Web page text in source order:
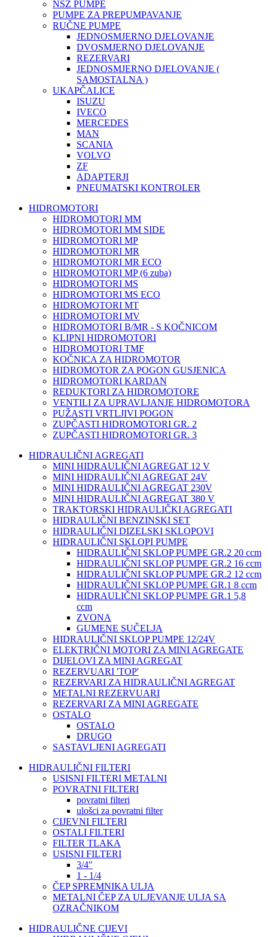
NSZ PUMPE
PUMPE ZA PREPUMPAVANJE
RUČNE PUMPE
JEDNOSMJERNO DJELOVANJE
DVOSMJERNO DJELOVANJE
REZERVARI
JEDNOSMJERNO DJELOVANJE (
SAMOSTALNA )
UKAPČALICE
ISUZU
IVECO
MERCEDES
MAN
SCANIA
VOLVO
ZF
ADAPTERJI
PNEUMATSKI KONTROLER
HIDROMOTORI
HIDROMOTORI MM
HIDROMOTORI MM SIDE
HIDROMOTORI MP
HIDROMOTORI MR
HIDROMOTORI MR ECO
HIDROMOTORI MP (6 zuba)
HIDROMOTORI MS
HIDROMOTORI MS ECO
HIDROMOTORI MT
HIDROMOTORI MV
HIDROMOTORI B/MR - S KOČNICOM
KLIPNI HIDROMOTORI
HIDROMOTORI TMF
KOČNICA ZA HIDROMOTOR
HIDROMOTOR ZA POGON GUSJENICA
HIDROMOTORI KARDAN
REDUKTORI ZA HIDROMOTORE
VENTILI ZA UPRAVLJANJE HIDROMOTORA
PUŽASTI VRTLJIVI POGON
ZUPČASTI HIDROMOTORI GR. 2
ZUPČASTI HIDROMOTORI GR. 3
HIDRAULIČNI AGREGATI
MINI HIDRAULIČNI AGREGAT 12 V
MINI HIDRAULIČNI AGREGAT 24V
MINI HIDRAULIČNI AGREGAT 230V
MINI HIDRAULIČNI AGREGAT 380 V
TRAKTORSKI HIDRAULIČKI AGREGATI
HIDRAULIČNI BENZINSKI SET
HIDRAULIČNI DIZELSKI SKLOPOVI
HIDRAULIČNI SKLOPI PUMPE
HIDRAULIČNI SKLOP PUMPE GR.2 20 ccm
HIDRAULIČNI SKLOP PUMPE GR.2 16 ccm
HIDRAULIČNI SKLOP PUMPE GR.2 12 ccm
HIDRAULIČNI SKLOP PUMPE GR.1 8 ccm
HIDRAULIČNI SKLOP PUMPE GR.1 5,8
ccm
ZVONA
GUMENE SUČELJA
HIDRAULIČNI SKLOP PUMPE 12/24V
ELEKTRIČNI MOTORI ZA MINI AGREGATE
DIJELOVI ZA MINI AGREGAT
REZERVUARI 'TOP'
REZERVARI ZA HIDRAULIČNI AGREGAT
METALNI REZERVUARI
REZERVARI ZA MINI AGREGATE
OSTALO
OSTALO
DRUGO
SASTAVLJENI AGREGATI
HIDRAULIČNI FILTERI
USISNI FILTERI METALNI
POVRATNI FILTERI
povratni filteri
ulošci za povratni filter
CIJEVNI FILTERI
OSTALI FILTERI
FILTER TLAKA
USISNI FILTERI
3/4"
1 - 1/4
ČEP SPREMNIKA ULJA
METALNI ČEP ZA ULJEVANJE ULJA SA
OZRAČNIKOM
HIDRAULIČNE CIJEVI